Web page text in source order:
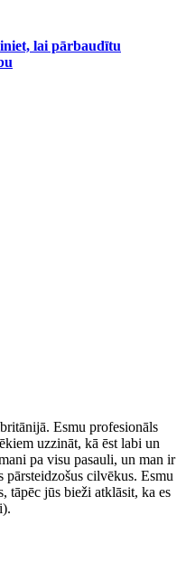
lai pārbaudītu
Esmu profesionāls
uzzināt, kā ēst labi un
pa visu pasauli, un man ir
cilvēkus. Esmu
tāpēc jūs bieži atklāsit, ka es